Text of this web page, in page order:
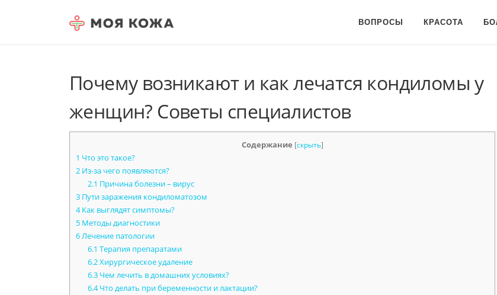
ВОПРОСЫ КРАСОТА
Почему возникают и как лечатся кондиломы у
женщин? Советы специалистов
Содержание [скрыть]
1 Что это такое?
2 Из-за чего появляются?
2.1 Причина болезни – вирус
3 Пути заражения кондиломатозом
4Как выглядят симптомы?
5 Методы диагностики
6Лечение патологии
6.1 Терапия препаратами
6.2Хирургическое удаление
6.3Чем лечить в домашних условиях?
6.4Что делать при беременности и лактации?